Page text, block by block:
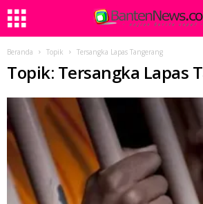
Beranda Topik Tersangka Lapas Tangerang
Topik: Tersangka Lapas